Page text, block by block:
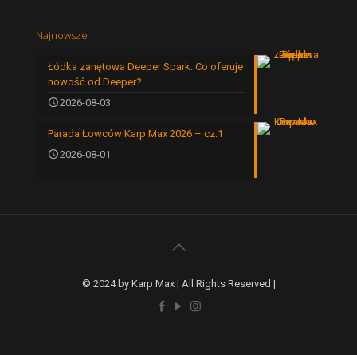
Najnowsze
Łódka zanętowa Deeper Spark. Co oferuje
nowość od Deeper?
2026-08-03
Parada Łowców Karp Max 2026 – cz.1
2026-08-01
© 2024 by Karp Max | All Rights Reserved |